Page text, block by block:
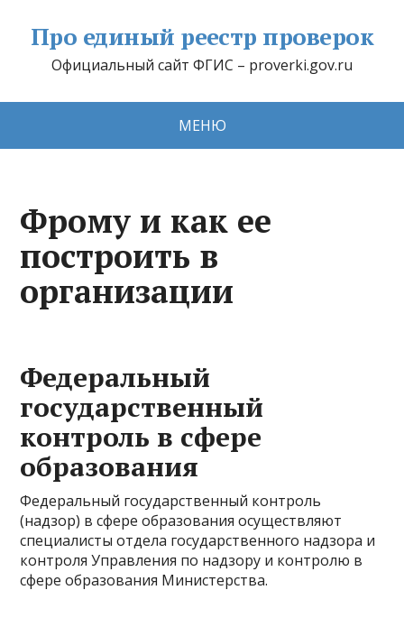
Про единый реестр проверок
Официальный сайт ФГИС – proverki.gov.ru
МЕНЮ
Фрому и как ее
построить в
организации
Федеральный
государственный
контроль в сфере
образования
Федеральный государственный контроль
(надзор) в сфере образования осуществляют
специалисты отдела государственного надзора и
контроля Управления по надзору и контролю в
сфере образования Министерства.